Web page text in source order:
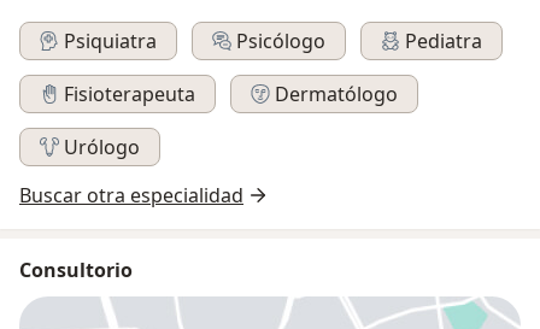
Psiquiatra
Psicólogo
Pediatra
Fisioterapeuta
Dermatólogo
Urólogo
Buscar otra especialidad
Consultorio